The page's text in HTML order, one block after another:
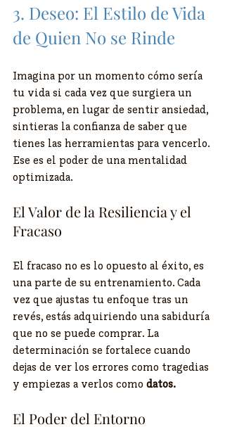
3. Deseo: El Estilo de Vida
de Quien No se Rinde
​Imagina por un momento cómo sería
tu vida si cada vez que surgiera un
problema, en lugar de sentir ansiedad,
sintieras la confianza de saber que
tienes las herramientas para vencerlo.
Ese es el poder de una mentalidad
optimizada.
​El Valor de la Resiliencia y el
Fracaso
​El fracaso no es lo opuesto al éxito, es
una parte de su entrenamiento. Cada
vez que ajustas tu enfoque tras un
revés, estás adquiriendo una sabiduría
que no se puede comprar. La
determinación se fortalece cuando
dejas de ver los errores como tragedias
y empiezas a verlos como datos.
​El Poder del Entorno